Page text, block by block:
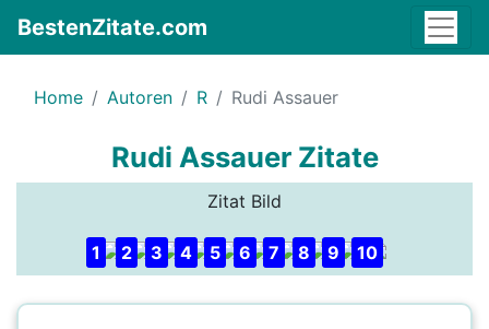
BestenZitate.com
Home Autoren R Rudi Assauer
Rudi Assauer Zitate
Zitat Bild
1 2 3 4 5 6 7 8 9 10